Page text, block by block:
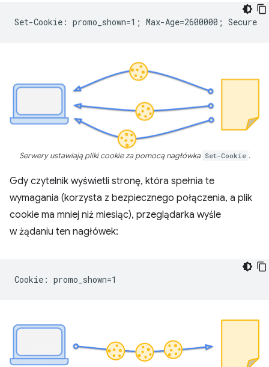
Serwery ustawiają pliki cookie za pomocą nagłówka Set-Cookie .
Gdy czytelnik wyświetli stronę, która spełnia te
wymagania (korzysta z bezpiecznego połączenia, a plik
cookie ma mniej niż miesiąc), przeglądarka wyśle
w żądaniu ten nagłówek: